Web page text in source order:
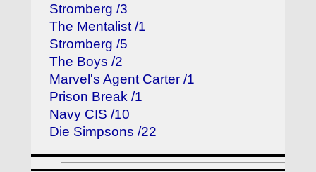
Stromberg /3
The Mentalist /1
Stromberg /5
The Boys /2
Marvel's Agent Carter /1
Prison Break /1
Navy CIS /10
Die Simpsons /22